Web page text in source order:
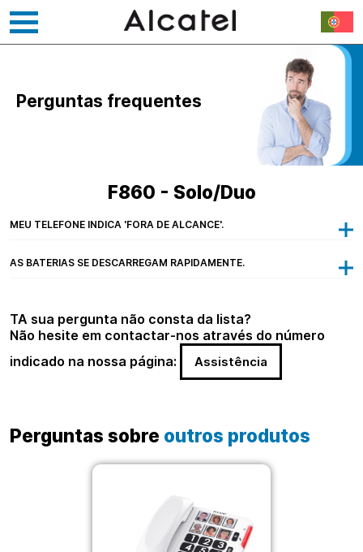
conteúdo
Perguntas frequentes
F860 - Solo/Duo
MEU TELEFONE INDICA 'FORA DE ALCANCE'.
AS BATERIAS SE DESCARREGAM RAPIDAMENTE.
TA sua pergunta não consta da lista?
Não hesite em contactar-nos através do número
indicado na nossa página:
Assistência
Perguntas sobre outros produtos